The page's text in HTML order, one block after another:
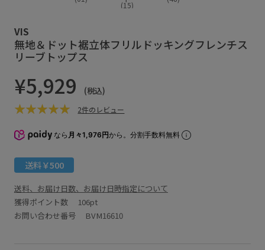
(15)
VIS
無地＆ドット裾立体フリルドッキングフレンチス
リーブトップス
¥5,929 (税込)
2件のレビュー
なら 月々1,976円から。分割手数料無料
送料￥500
送料、お届け日数、お届け日時指定について
獲得ポイント数
106pt
お問い合わせ番号 BVM16610